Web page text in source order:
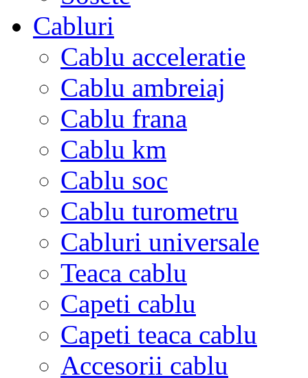
Cabluri
Cablu acceleratie
Cablu ambreiaj
Cablu frana
Cablu km
Cablu soc
Cablu turometru
Cabluri universale
Teaca cablu
Capeti cablu
Capeti teaca cablu
Accesorii cablu